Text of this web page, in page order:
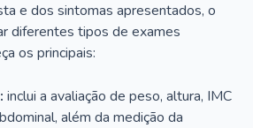
e dos sintomas apresentados, o
diferentes tipos de exames
os principais:
inclui a avaliação de peso, altura, IMC
além da medição da